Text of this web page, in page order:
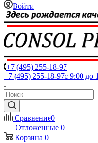
Войти
+7 (495) 255-18-97
+7 (495) 255-18-97с 9:00 до
Сравнение0
Отложенные 0
Корзина 0